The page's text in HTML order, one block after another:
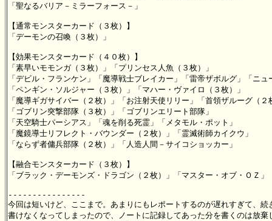
「聖なるバリア－ミラーフォース－」
【通常モンスターカード（３枚）】
「デーモンの召喚（３枚）」
【効果モンスターカード（４０枚）】
「素早いモモンガ（３枚）」「プリンセス人魚（３枚）」
「デビル・フランケン」「魔導戦士ブレイカー」「雷帝ザボルグ」「ニュ
「ペンギン・ソルジャー（３枚）」「マハー・ヴァイロ（３枚）」
「魔導ギガサイバー（２枚）」「お注射天使リリー」「首領ザルーグ（２
「ゴブリン突撃部隊（３枚）」「ゴブリンエリート部隊」
「天空騎士パーシアス」「魂を削る死霊」「メタモル・ポット」
「魔鏡導士リフレクト・バウンダー（２枚）」「霊滅術師カイクウ」
「ならず者傭兵部隊（２枚）」「人造人間－サイコショッカー」
【融合モンスターカード（３枚）】
「ブラック・デーモンズ・ドラゴン（２枚）」「マスター・オブ・ＯＺ」
----------------
今回は短いけど、ここまで。あまりにもレポートするのが遅れすぎて、続
書けなくなってしまったので、ノートに記録してあった分を書くのは放棄